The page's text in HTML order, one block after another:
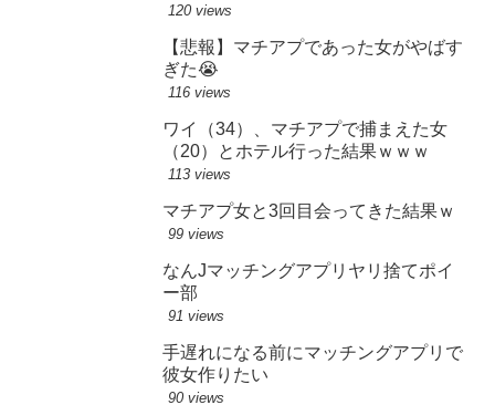
120 views
【悲報】マチアプであった女がやばす
ぎた😭
116 views
ワイ（34）、マチアプで捕まえた女
（20）とホテル行った結果ｗｗｗ
113 views
マチアプ女と3回目会ってきた結果ｗ
99 views
なんJマッチングアプリヤリ捨てポイ
ー部
91 views
手遅れになる前にマッチングアプリで
彼女作りたい
90 views